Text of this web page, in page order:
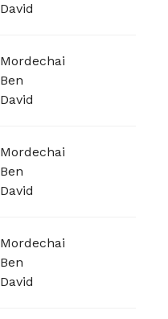
David
Mordechai
Ben
David
Mordechai
Ben
David
Mordechai
Ben
David